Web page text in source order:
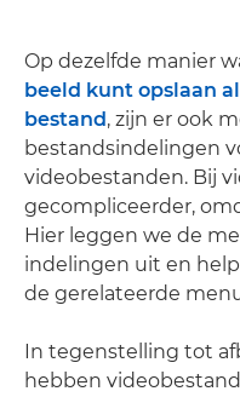
Op dezelfde manier
beeld kunt opslaan
bestand, zijn er ook
bestandsindelingen
videobestanden. Bij
gecompliceerder,
Hier leggen we de
indelingen uit en
de gerelateerde
In tegenstelling tot
hebben